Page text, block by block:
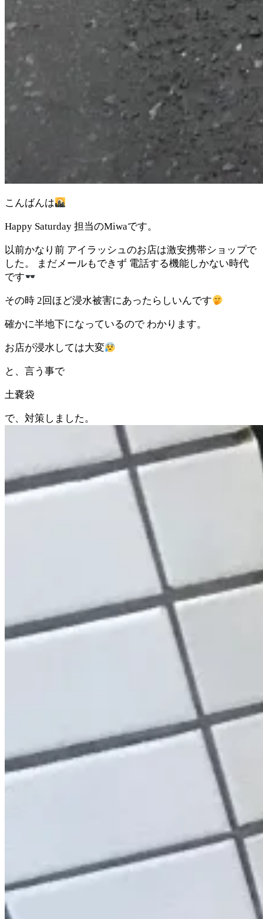
こんばんは
Happy Saturday 担当のMiwaです。
以前かなり前 アイラッシュのお店は激安携帯ショップで
した。 まだメールもできず 電話する機能しかない時代
です
その時 2回ほど浸水被害にあったらしいんです
確かに半地下になっているので わかります。
お店が浸水しては大変
と、言う事で
土嚢袋
で、対策しました。